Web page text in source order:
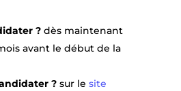
? dès maintenant
avant le début de la
?sur le site